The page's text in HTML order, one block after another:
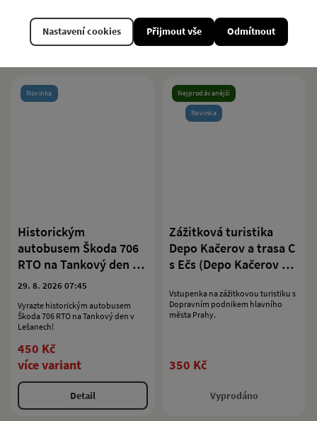
749 Kč
Koupit
749 Kč
Koupit
Novinka
Historickým
autobusem Škoda 706
RTO na Tankový den v
Lešanech
29. 8. 2026 07:45
Vyrazte historickým autobusem
Škoda 706 RTO na Tankový den v
Lešanech!
450 Kč
více variant
Detail
Nejprodávanější
Novinka
Zážitková turistika
Depo Kačerov a trasa C
s Ečs (Depo Kačerov –
Háje a zpět)
Vstupenka na zážitkovou turistiku s
Dopravním podnikem hlavního
města Prahy.
350 Kč
Vyprodáno
Odmítnout
Nastavení cookies Přijmout vše